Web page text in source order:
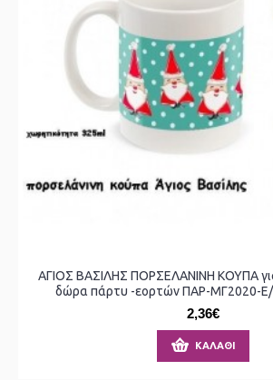
ΑΓΙΟΣ ΒΑΣΙΛΗΣ ΠΟΡΣΕΛΑΝΙΝΗ ΚΟΥΠΑ
δώρα πάρτυ -εορτών ΠΑΡ-ΜΓ2020-Ε/
2,36€
ΚΑΛΆΘΙ